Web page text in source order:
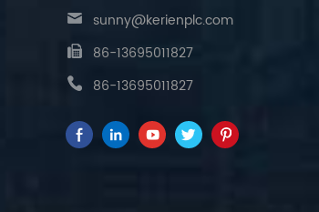
sunny@kerienplc.com
86-13695011827
86-13695011827